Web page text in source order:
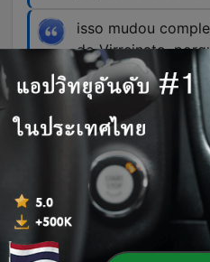
isso mudou
do Virreinato,
que esse povo
esse povo que
e todo mundo se
a campanha onde
todo mundo se
importou, tinham
00:41:31 · O
extrema alterou o
obediência da